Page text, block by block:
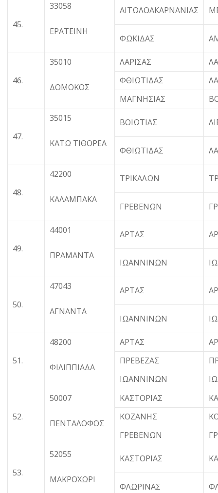
45.
33058
ΕΡΑΤΕΙΝΗ
ΑΙΤΩΛΟΑΚΑΡΝΑΝΙΑΣ
ΦΩΚΙΔΑΣ
46.
35010
ΔΟΜΟΚΟΣ
ΛΑΡΙΣΑΣ
ΦΘΙΩΤΙΔΑΣ
ΜΑΓΝΗΣΙΑΣ
47.
35015
ΚΑΤΩ ΤΙΘΟΡΕΑ
ΒΟΙΩΤΙΑΣ
ΦΘΙΩΤΙΔΑΣ
48.
42200
ΚΑΛΑΜΠΑΚΑ
ΤΡΙΚΑΛΩΝ
ΓΡΕΒΕΝΩΝ
49.
44001
ΠΡΑΜΑΝΤΑ
ΑΡΤΑΣ
ΙΩΑΝΝΙΝΩΝ
50.
47043
ΑΓΝΑΝΤΑ
ΑΡΤΑΣ
ΙΩΑΝΝΙΝΩΝ
51.
48200
ΦΙΛΙΠΠΙΑΔΑ
ΑΡΤΑΣ
ΠΡΕΒΕΖΑΣ
ΙΩΑΝΝΙΝΩΝ
52.
50007
ΠΕΝΤΑΛΟΦΟΣ
ΚΑΣΤΟΡΙΑΣ
ΚΟΖΑΝΗΣ
ΓΡΕΒΕΝΩΝ
53.
52055
ΜΑΚΡΟΧΩΡΙ
ΚΑΣΤΟΡΙΑΣ
ΦΛΩΡΙΝΑΣ